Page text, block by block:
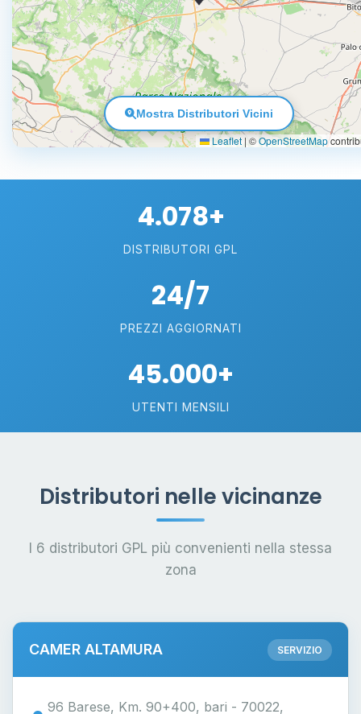
Leaflet |©OpenStreetMap
Mostra Distributori Vicini
4.078+
DISTRIBUTORI GPL
24/7
PREZZI AGGIORNATI
45.000+
UTENTI MENSILI
Distributori nelle vicinanze
I 6 distributori GPL più convenienti nella stessa
zona
CAMER ALTAMURA SERVIZIO
96 Barese, Km. 90+400, bari - 70022,